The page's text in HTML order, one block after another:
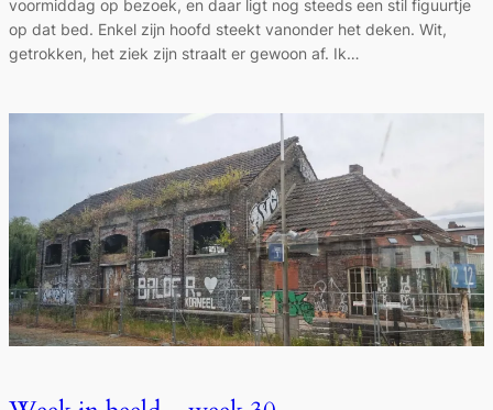
voormiddag op bezoek, en daar ligt nog steeds een stil figuurtje
op dat bed. Enkel zijn hoofd steekt vanonder het deken. Wit,
getrokken, het ziek zijn straalt er gewoon af. Ik…